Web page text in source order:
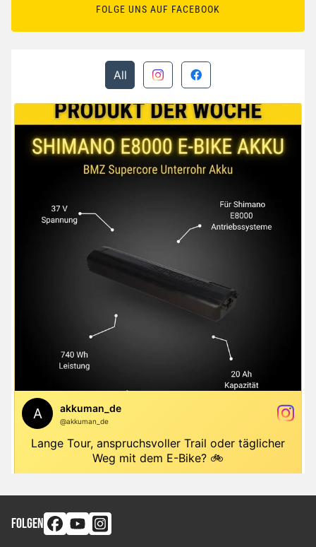
FOLGE UNS AUF FACEBOOK
FOLGEN